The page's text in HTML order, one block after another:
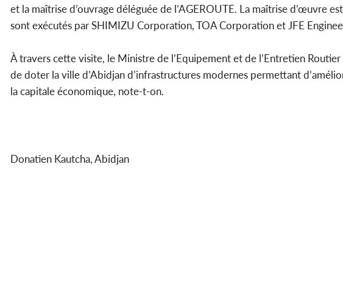
et la maîtrise d’ouvrage déléguée de l’AGEROUTE. La maîtrise d’œuvre
sont exécutés par SHIMIZU Corporation, TOA Corporation et JFE
À travers cette visite, le Ministre de l’Equipement et de l’Entretien
de doter la ville d’Abidjan d’infrastructures modernes permettant
la capitale économique, note-t-on.
Donatien Kautcha, Abidjan